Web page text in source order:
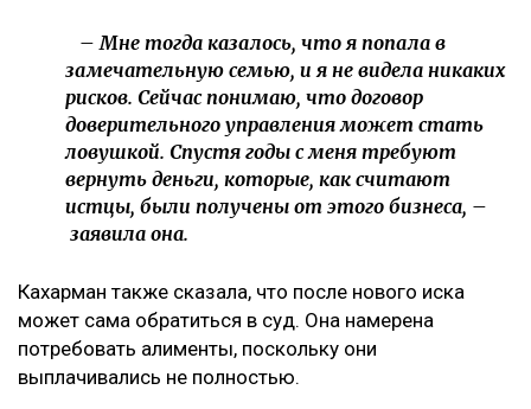
– Мне тогда казалось, что я попала в
замечательную семью, и я не видела никаких
рисков. Сейчас понимаю, что договор
доверительного управления может стать
ловушкой. Спустя годы с меня требуют
вернуть деньги, которые, как считают
истцы, были получены от этого бизнеса, –
заявила она.
Кахарман также сказала, что после нового иска
может сама обратиться в суд. Она намерена
потребовать алименты, поскольку они
выплачивались не полностью.